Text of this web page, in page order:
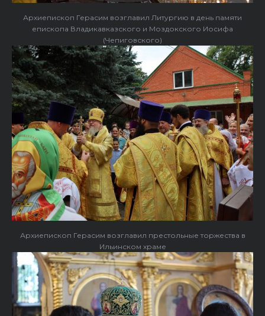
Архиепископ Герасим возглавил Литургию в день памяти
епископа Владикавказского и Моздокского Иосифа
(Чепиговского)
Архиепископ Герасим возглавил престольные торжества в
Ильинском храме